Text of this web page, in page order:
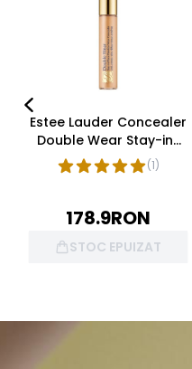
Estee Lauder Concealer
Double Wear Stay-in-
Place Flawless Wear 2N
Light Medium 7ml
(1)
178.9RON
STOC EPUIZAT